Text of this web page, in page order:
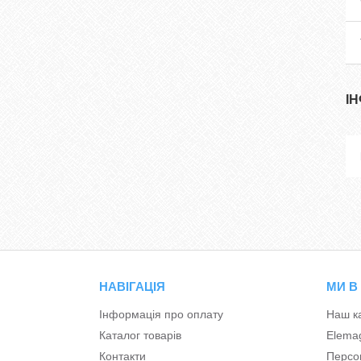
НАВІГАЦІЯ
Інформація про оплату
Каталог товарів
Контакти
МИ В
Наш